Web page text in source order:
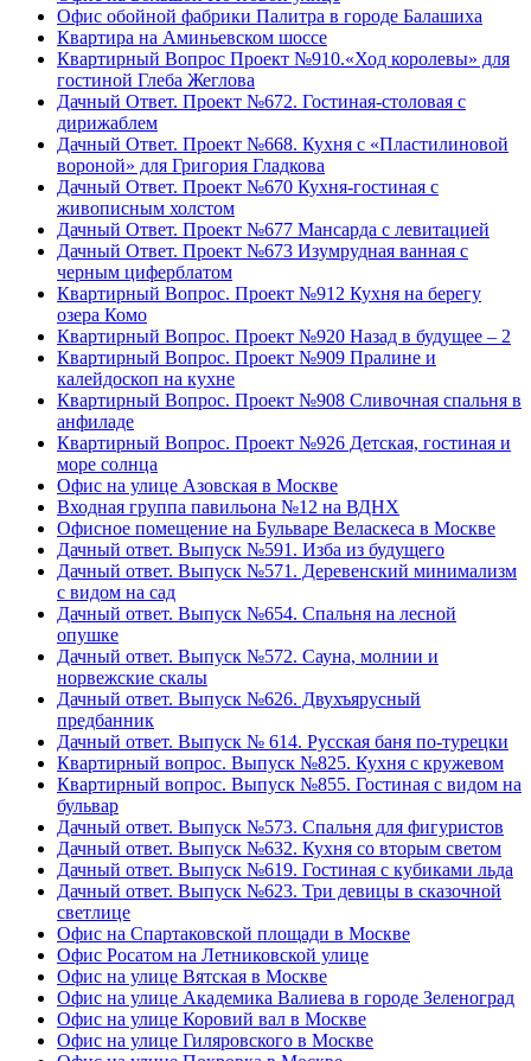
Офис обойной фабрики Палитра в городе Балашиха
Квартира на Аминьевском шоссе
Квартирный Вопрос Проект №910.«Ход королевы» для
гостиной Глеба Жеглова
Дачный Ответ. Проект №672. Гостиная-столовая с
дирижаблем
Дачный Ответ. Проект №668. Кухня с «Пластилиновой
вороной» для Григория Гладкова
Дачный Ответ. Проект №670 Кухня-гостиная с
живописным холстом
Дачный Ответ. Проект №677 Мансарда с левитацией
Дачный Ответ. Проект №673 Изумрудная ванная с
черным циферблатом
Квартирный Вопрос. Проект №912 Кухня на берегу
озера Комо
Квартирный Вопрос. Проект №920 Назад в будущее – 2
Квартирный Вопрос. Проект №909 Пралине и
калейдоскоп на кухне
Квартирный Вопрос. Проект №908 Сливочная спальня в
анфиладе
Квартирный Вопрос. Проект №926 Детская, гостиная и
море солнца
Офис на улице Азовская в Москве
Входная группа павильона №12 на ВДНХ
Офисное помещение на Бульваре Веласкеса в Москве
Дачный ответ. Выпуск №591. Изба из будущего
Дачный ответ. Выпуск №571. Деревенский минимализм
с видом на сад
Дачный ответ. Выпуск №654. Спальня на лесной
опушке
Дачный ответ. Выпуск №572. Сауна, молнии и
норвежские скалы
Дачный ответ. Выпуск №626. Двухъярусный
предбанник
Дачный ответ. Выпуск № 614. Русская баня по-турецки
Квартирный вопрос. Выпуск №825. Кухня с кружевом
Квартирный вопрос. Выпуск №855. Гостиная с видом на
бульвар
Дачный ответ. Выпуск №573. Спальня для фигуристов
Дачный ответ. Выпуск №632. Кухня со вторым светом
Дачный ответ. Выпуск №619. Гостиная с кубиками льда
Дачный ответ. Выпуск №623. Три девицы в сказочной
светлице
Офис на Спартаковской площади в Москве
Офис Росатом на Летниковской улице
Офис на улице Вятская в Москве
Офис на улице Академика Валиева в городе Зеленоград
Офис на улице Коровий вал в Москве
Офис на улице Гиляровского в Москве